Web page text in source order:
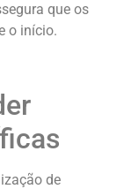
que os
o início.
de